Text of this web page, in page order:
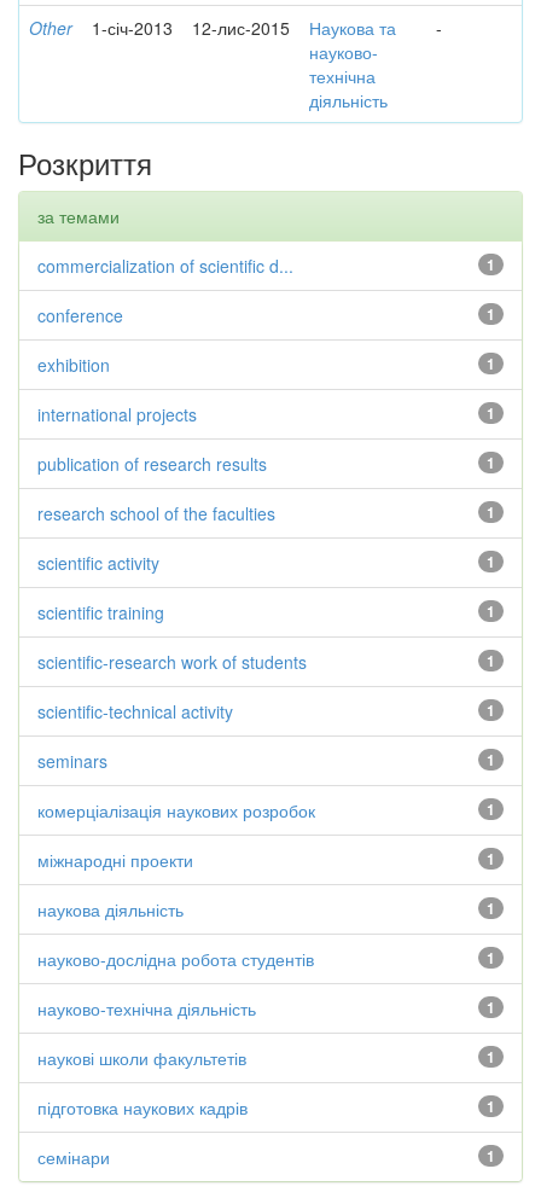
Other 1-січ-2013 12-лис-2015
Наукова та
науково-
технічна
діяльність
-
Розкриття
за темами
1
commercialization of scientific d...
1
conference
1
exhibition
1
international projects
1
publication of research results
1
research school of the faculties
1
scientific activity
1
scientific training
1
scientific-research work of students
1
scientific-technical activity
1
seminars
1
комерціалізація наукових розробок
1
міжнародні проекти
1
наукова діяльність
1
науково-дослідна робота студентів
1
науково-технічна діяльність
1
наукові школи факультетів
1
підготовка наукових кадрів
1
семінари